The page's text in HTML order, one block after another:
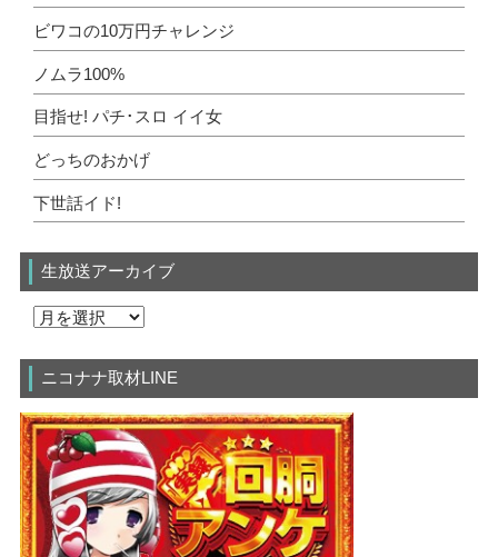
ビワコの10万円チャレンジ
ノムラ100%
目指せ! パチ･スロ イイ女
どっちのおかげ
下世話イド!
生放送アーカイブ
ニコナナ取材LINE